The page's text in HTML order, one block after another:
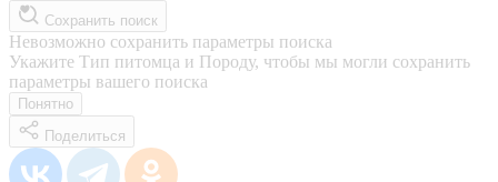
Сохранить поиск
Невозможно сохранить параметры поиска
Укажите Тип питомца и Породу, чтобы мы могли сохранить
параметры вашего поиска
Понятно
Поделиться